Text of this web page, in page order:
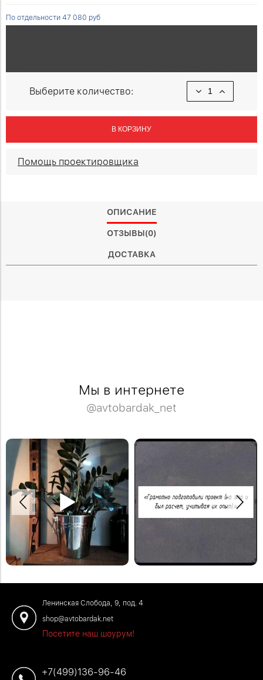
По отдельности 47 080 руб
Выберите количество:
В КОРЗИНУ
Помощь проектировщика
ОПИСАНИЕ
ОТЗЫВЫ(0)
ДОСТАВКА
Мы в интернете
@avtobardak_net
Деревянная модульная полка в
систему стеллажей Woody.
#деревяннаямебель
Спасибо Дмитрию за отзыв!
Ленинская Слобода, 9, под. 4
shop@avtobardak.net
Посетите наш шоурум!
+7(499)136-96-46